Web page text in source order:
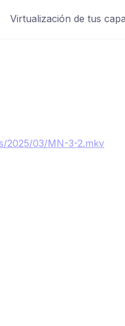
Virtualización de tus
2025/03/MN-3-2.mkv